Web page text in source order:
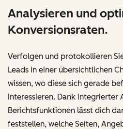
Analysieren und
Konversionsraten.
Verfolgen und protokollieren
Leads in einer übersichtlichen
wissen, wo diese sich gerade
interessieren. Dank integrierter
Berichtsfunktionen lässt dich
feststellen, welche Seiten,